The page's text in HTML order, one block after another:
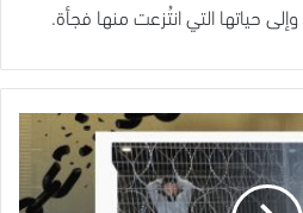
حياتها التي انتُزعت منها فجأة.